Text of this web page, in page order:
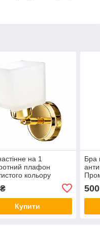
на 1
плафон
кольору
P3-01625/1W
Купити
Бра
500